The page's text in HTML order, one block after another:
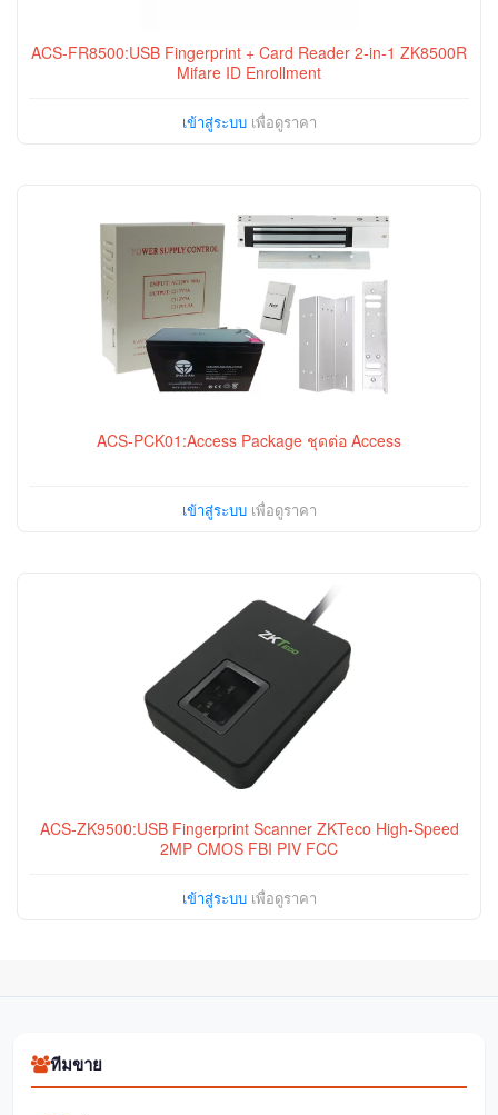
ACS-FR8500:USB Fingerprint + Card Reader 2-in-1 ZK8500R
Mifare ID Enrollment
เข้าสู่ระบบเพื่อดูราคา
ACS-PCK01:Access Package ชุดต่อ Access
เข้าสู่ระบบเพื่อดูราคา
ACS-ZK9500:USB Fingerprint Scanner ZKTeco High-Speed
2MP CMOS FBI PIV FCC
เข้าสู่ระบบเพื่อดูราคา
ทีมขาย